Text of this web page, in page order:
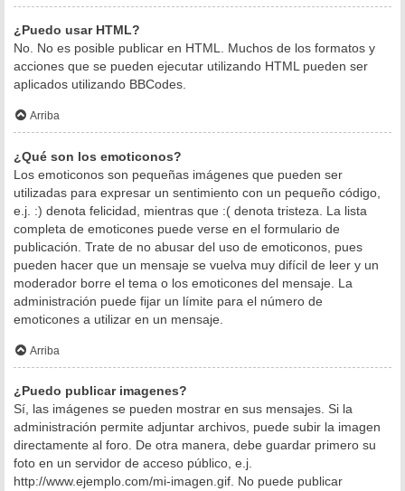
¿Puedo usar HTML?
No. No es posible publicar en HTML. Muchos de los formatos y
acciones que se pueden ejecutar utilizando HTML pueden ser
aplicados utilizando BBCodes.
Arriba
¿Qué son los emoticonos?
Los emoticonos son pequeñas imágenes que pueden ser
utilizadas para expresar un sentimiento con un pequeño código,
e.j. :) denota felicidad, mientras que :( denota tristeza. La lista
completa de emoticones puede verse en el formulario de
publicación. Trate de no abusar del uso de emoticonos, pues
pueden hacer que un mensaje se vuelva muy difícil de leer y un
moderador borre el tema o los emoticones del mensaje. La
administración puede fijar un límite para el número de
emoticones a utilizar en un mensaje.
Arriba
¿Puedo publicar imagenes?
Sí, las imágenes se pueden mostrar en sus mensajes. Si la
administración permite adjuntar archivos, puede subir la imagen
directamente al foro. De otra manera, debe guardar primero su
foto en un servidor de acceso público, e.j.
http://www.ejemplo.com/mi-imagen.gif. No puede publicar